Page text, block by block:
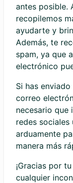
antes posible.
recopilemos
ayudarte y
Además, te
spam, ya que
electrónico
Si has enviado
correo
necesario que
redes
arduamente
manera más
¡Gracias por
cualquier